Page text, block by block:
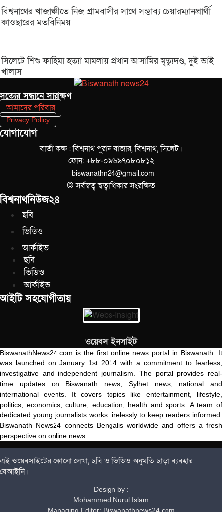
বিশ্বনাথের খাজাঞ্চীতে নিজ গ্রামবাসীর সাথে সম্ভাব্য চেয়ারম্যানপ্রার্থী
কাওছারের মতবিনিময়
সিলেটে শিশু ফাহিমা হত্যা মামলায় প্রধান আসামির মৃত্যুদণ্ড, দুই ভাই
খালাস
সত‌্যের সন্ধানে সারাক্ষণ
আমাদের পরিবার
Privacy Policy
যোগাযোগ
বার্তা কক্ষ : বিশ্বনাথ পুরান বাজার, বিশ্বনাথ, সিলেট।
ফোন: +৮৮-০৯৬৯৭০৮০৮১২
biswanathn24@gmail.com
© সর্বস্বত্ব স্বত্বাধিকার সংরক্ষিত
বিশ্বনাথনিউজ২৪
ছবি
ভিডিও
আর্কাইভ
ছবি
ভিডিও
আর্কাইভ
আইটি সহযোগীতায়
ওয়েবস ইনসাইট
BiswanathNews24.com is the first online news portal in Biswanath. It
was launched on January 1st 2014 with a commitment to fearless,
investigative and independent journalism. The portal provides real-
time updates on Biswanath news, Sylhet news, national and
international events. It covers topics like entertainment, lifestyle,
politics, economics, culture, education, health and sports. A team of
dedicated young journalists works tirelessly to keep readers informed.
Biswanath News24 connects Bengalis worldwide and offers a fresh
perspective on online news.
এই ওয়েবসাইটের কোনো লেখা, ছবি ও ভিডিও অনুমতি ছাড়া ব্যবহার
বেআইনি।
Design by :
Mohammed Nurul Islam
Managing Editor: Biswanathnews24.com